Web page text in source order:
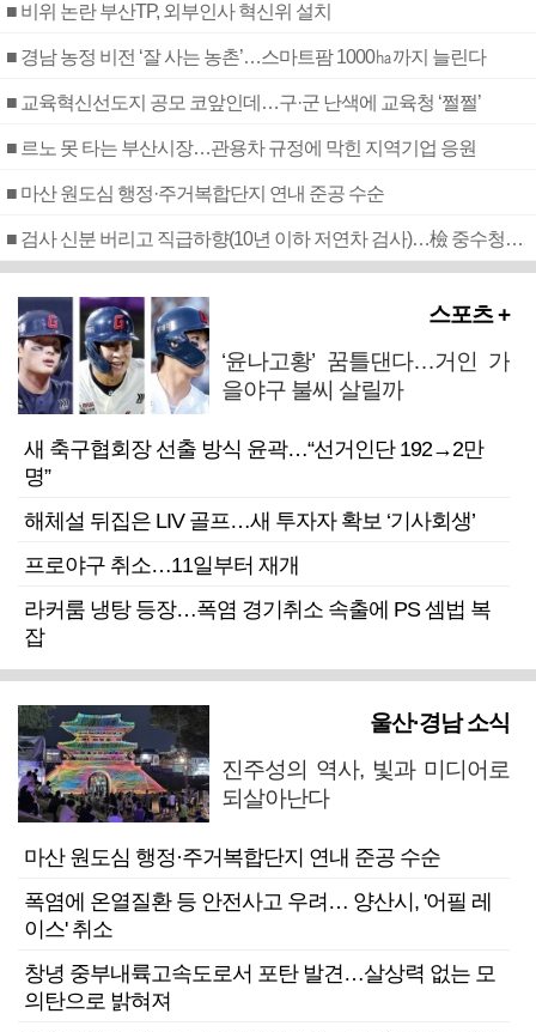
■ 비위 논란 부산TP, 외부인사 혁신위 설치
■ 경남 농정 비전 ‘잘 사는 농촌’…스마트팜 1000㏊까지 늘린다
■ 교육혁신선도지 공모 코앞인데…구·군 난색에 교육청 ‘쩔쩔’
■ 르노 못 타는 부산시장…관용차 규정에 막힌 지역기업 응원
■ 마산 원도심 행정·주거복합단지 연내 준공 수순
■ 검사 신분 버리고 직급하향(10년 이하 저연차 검사)…檢 중수청행 기피
스포츠 +
‘윤나고황’ 꿈틀댄다…거인 가
을야구 불씨 살릴까
새 축구협회장 선출 방식 윤곽…“선거인단 192→2만
명”
해체설 뒤집은 LIV 골프…새 투자자 확보 ‘기사회생’
프로야구 취소…11일부터 재개
라커룸 냉탕 등장…폭염 경기취소 속출에 PS 셈법 복
잡
울산·경남 소식
진주성의 역사, 빛과 미디어로
되살아난다
마산 원도심 행정·주거복합단지 연내 준공 수순
폭염에 온열질환 등 안전사고 우려… 양산시, '어필 레
이스' 취소
창녕 중부내륙고속도로서 포탄 발견…살상력 없는 모
의탄으로 밝혀져